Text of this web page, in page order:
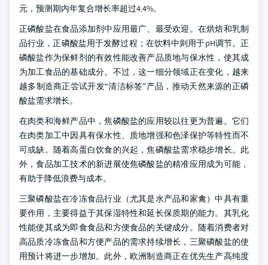
元，预测期内年复合增长率超过4.4%。
正磷酸盐在食品添加剂中应用最广、最受欢迎。在烘焙和乳制
品行业，正磷酸盐用于发酵过程；在饮料中则用于pH调节。正
磷酸盐作为保鲜剂的有效性能改善产品质地与保水性，使其成
为加工食品的基础成分。不过，这一细分领域正在变化，越来
越多制造商正尝试开发“清洁标签”产品，推动天然来源的正磷
酸盐需求增长。
在肉类和海鲜产品中，焦磷酸盐的应用较以往更为普遍。它们
在肉类加工中因具有保水性、质地增强和色泽保护等特性而不
可或缺。随着高蛋白饮食的兴起，焦磷酸盐需求稳步增长。此
外，食品加工技术的新进展使焦磷酸盐的精准应用成为可能，
有助于降低浪费与成本。
三聚磷酸盐在冷冻食品行业（尤其是水产品和家禽）中具有重
要作用，主要得益于其保湿特性和延长保质期的能力。其乳化
性能使其成为即食食品和方便食品的关键成分。随着消费者对
高品质冷冻食品和方便产品的需求持续增长，三聚磷酸盐的使
用预计将进一步增加。此外，欧洲制造商正在优先生产高纯度